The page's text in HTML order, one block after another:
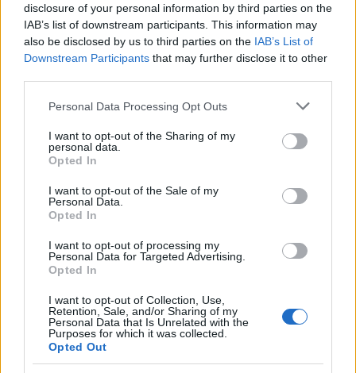
disclosure of your personal information by third parties on the
IAB’s list of downstream participants. This information may
also be disclosed by us to third parties on the IAB’s List of
Downstream Participants that may further disclose it to other
Please note that this website/app uses one or more Google
not limited to your visit or usage behaviour. You may click to
grant or deny consent to Google and its third-party tags to
use your data for below specified purposes in below Google
consent section.
Personal Data Processing Opt Outs
I want to opt-out of the Sharing of my
personal data.
Opted In
I want to opt-out of the Sale of my
Personal Data.
Opted In
I want to opt-out of processing my
Personal Data for Targeted Advertising.
Opted In
I want to opt-out of Collection, Use,
Retention, Sale, and/or Sharing of my
Personal Data that Is Unrelated with the
Purposes for which it was collected.
Opted Out
Petrolio in calo: Brent a 91,82$, ribassi a due cifre per greggio
Andrea Innocenti · 5 Ago 2026
NEWS